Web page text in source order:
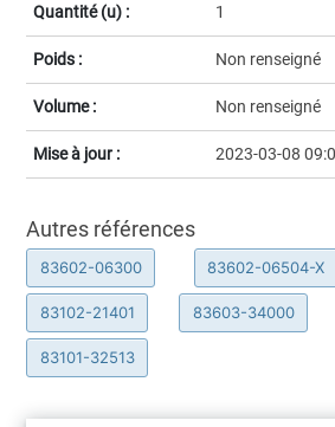
Quantité (u) : 1
Poids : Non renseigné
Volume : Non renseigné
Mise à jour : 2023-03-08
Autres références
83602-06300 83602-06504-X
83102-21401 83603-34000
83101-32513